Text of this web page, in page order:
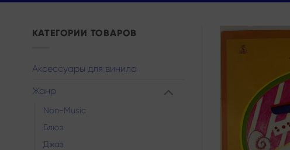
КАТЕГОРИИ ТОВАРОВ
Аксессуары для винила
Жанр
Non-Music
Блюз
Джаз